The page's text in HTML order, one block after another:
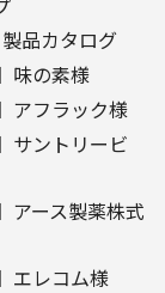
し、以下の場合
ません。
契約を締結した
のグループ会社お
の全ての項目に
品カタログ
味の素様
アフラック様
サントリービ
アース製薬株式
エレコム様